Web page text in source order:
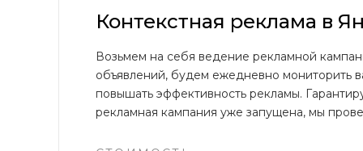
Контекстная реклама в
Возьмем на себя ведение рекламной
объявлений, будем ежедневно мониторить
повышать эффективность рекламы.
рекламная кампания уже запущена, мы